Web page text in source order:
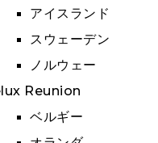
アイスランド
スウェーデン
ノルウェー
Reunion
ベルギー